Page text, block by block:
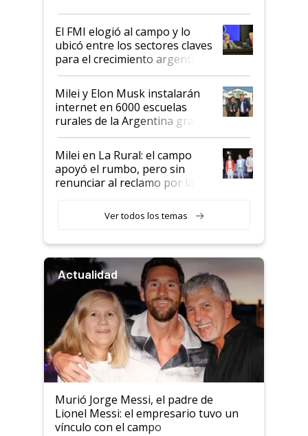
de Milei
El FMI elogió al campo y lo
ubicó entre los sectores claves
para el crecimiento argentino
Milei y Elon Musk instalarán
internet en 6000 escuelas
rurales de la Argentina gracias
a un acuerdo con Starlink
Milei en La Rural: el campo
apoyó el rumbo, pero sin
renunciar al reclamo por las
Ver todos los temas
Actualidad
Murió Jorge Messi, el padre de
Lionel Messi: el empresario tuvo un
vínculo con el campo